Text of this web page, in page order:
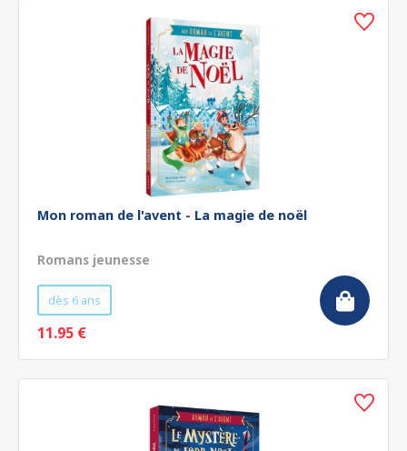
Mon roman de l'avent - La magie de noël
Romans jeunesse
dès 6 ans
11.95 €